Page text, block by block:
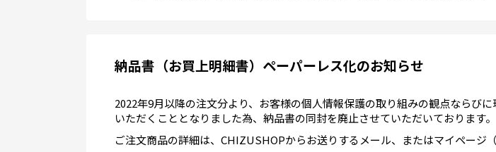
納品書（お買上明細書）ペーパーレス化のお知らせ
2022年9月以降の注文分より、お客様の個人情報保護の取り組みの観点ならび
いただくこととなりました為、納品書の同封を廃止させていただいております。
ご注文商品の詳細は、CHIZUSHOPからお送りするメール、またはマイページ